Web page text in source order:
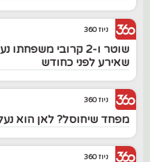
ניוז 360
שוטר ו-2 קרובי
שאירע לפני כחודש
ניוז 360
מפחד שיחוסל? לאן הוא
ניוז 360